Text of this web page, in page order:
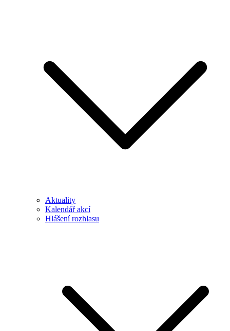
Aktuality
Kalendář akcí
Hlášení rozhlasu